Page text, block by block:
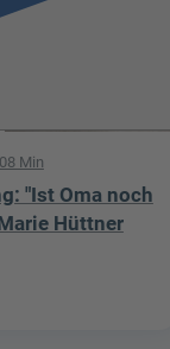
Min
"Ist Oma noch
Hüttner